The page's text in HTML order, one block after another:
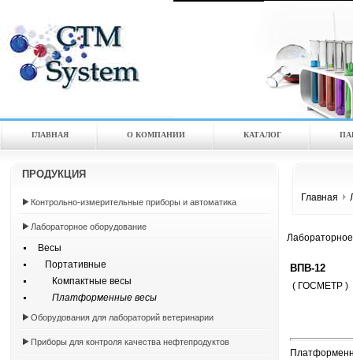
ГЛАВНАЯ О КОМПАНИИ КАТАЛOГ
ПРОДУКЦИЯ
Контрольно-измерительные приборы и автоматика
Лабораторное оборудование
Весы
Портативные
Компактные весы
Платформенные весы
Оборудования для лабораторий ветеринарии
Приборы для контроля качества нефтепродуктов
Главная
ВПВ-12
( ГОСМЕТР )